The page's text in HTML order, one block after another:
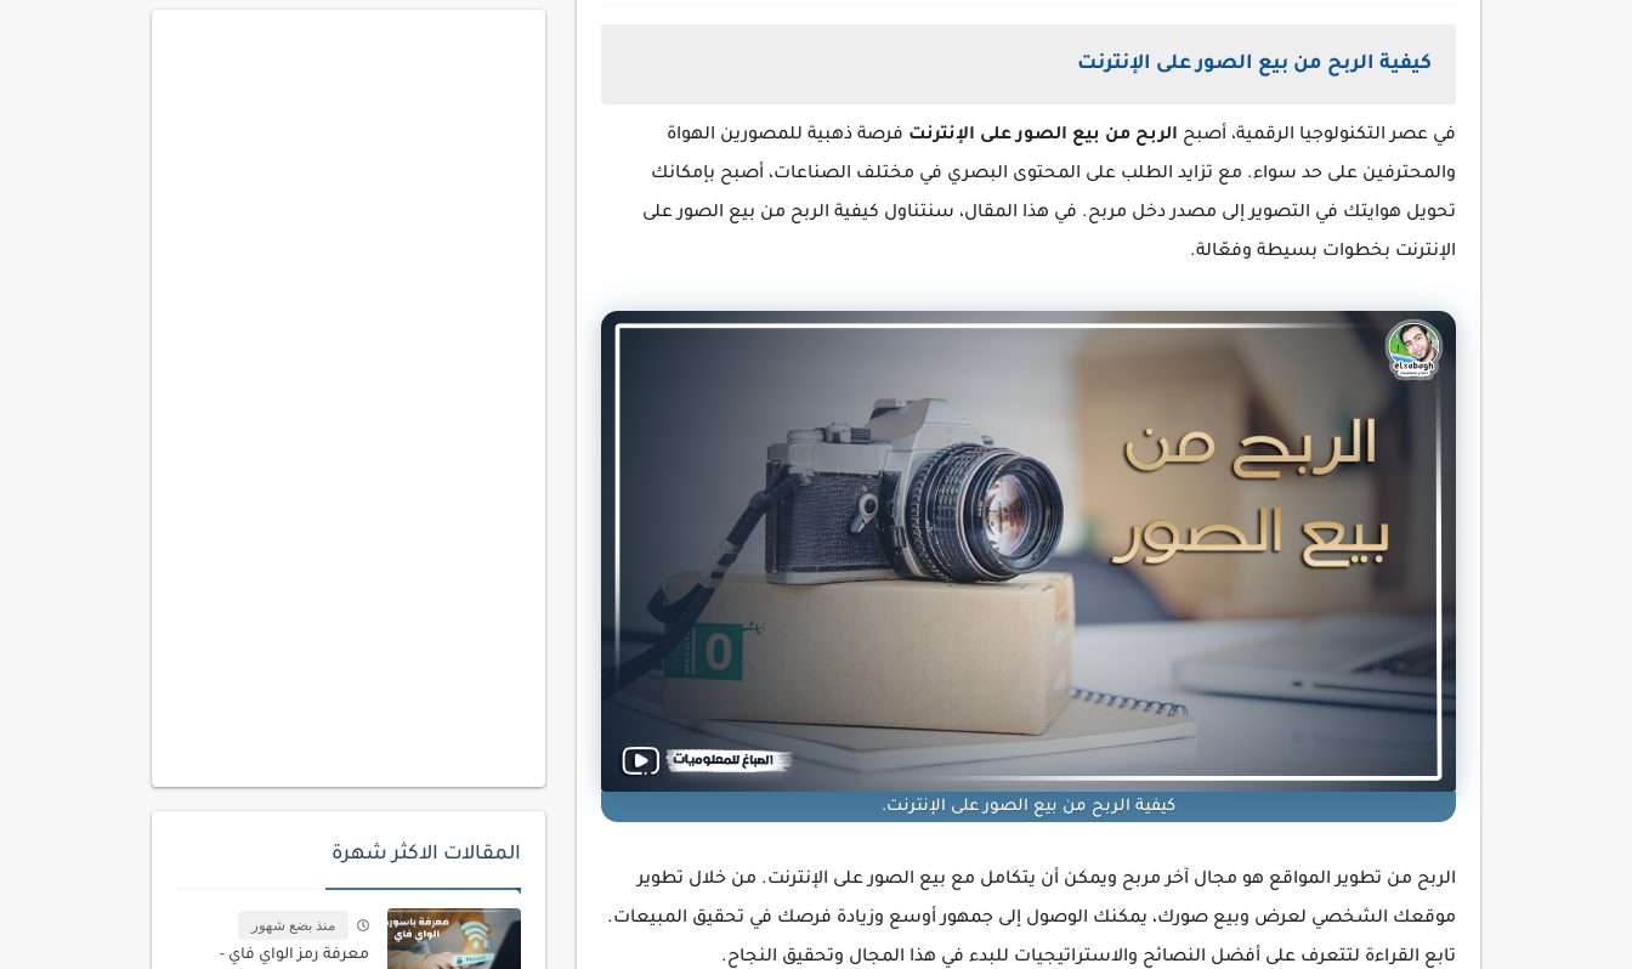
كيفية الربح من بيع الصور على الإنترنت
في عصر التكنولوجيا الرقمية، أصبح الربح من بيع الصور على الإنترنت فرصة ذهبية للمصورين الهواة
والمحترفين على حد سواء. مع تزايد الطلب على المحتوى البصري في مختلف الصناعات، أصبح بإمكانك
تحويل هوايتك في التصوير إلى مصدر دخل مربح. في هذا المقال، سنتناول كيفية الربح من بيع الصور على
الإنترنت بخطوات بسيطة وفعّالة.
كيفية الربح من بيع الصور على الإنترنت.
الربح من تطوير المواقع هو مجال آخر مربح ويمكن أن يتكامل مع بيع الصور على الإنترنت. من خلال تطوير
موقعك الشخصي لعرض وبيع صورك، يمكنك الوصول إلى جمهور أوسع وزيادة فرصك في تحقيق المبيعات.
تابع القراءة لتتعرف على أفضل النصائح والاستراتيجيات للبدء في هذا المجال وتحقيق النجاح.
المقالات الاكثر شهرة
منذ بضع شهور
معرفة رمز الواي فاي -